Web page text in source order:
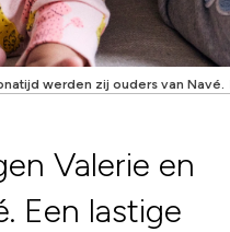
werden zij ouders van Navé.
Valerie en
Een lastige